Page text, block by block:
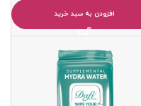
افزودن به سبد خرید